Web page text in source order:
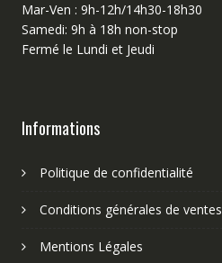
Mar-Ven : 9h-12h/14h30-18h30
Samedi: 9h à 18h non-stop
Fermé le Lundi et Jeudi
Informations
Politique de confidentialité
Conditions générales de ventes
Mentions Légales